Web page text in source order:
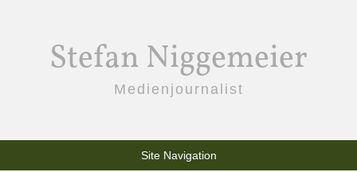
Stefan Niggemeier
Medienjournalist
Site Navigation